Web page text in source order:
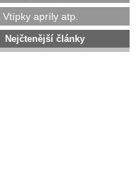
Vtípky apríly atp.
Nejčtenější články